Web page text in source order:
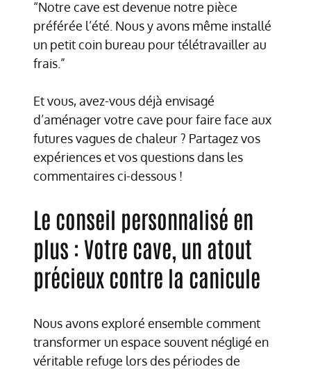
“Notre cave est devenue notre pièce
préférée l’été. Nous y avons même installé
un petit coin bureau pour télétravailler au
frais.”
Et vous, avez-vous déjà envisagé
d’aménager votre cave pour faire face aux
futures vagues de chaleur ? Partagez vos
expériences et vos questions dans les
commentaires ci-dessous !
Le conseil personnalisé en
plus : Votre cave, un atout
précieux contre la canicule
Nous avons exploré ensemble comment
transformer un espace souvent négligé en
véritable refuge lors des périodes de